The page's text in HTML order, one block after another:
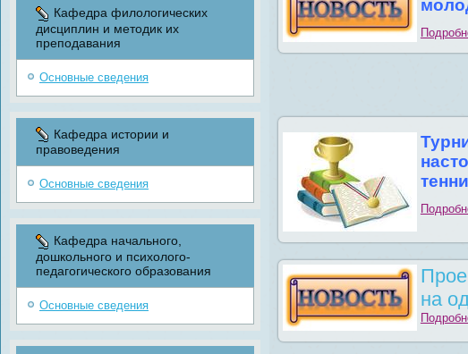
Кафедра филологических
дисциплин и методик их
преподавания
Основные сведения
Кафедра истории и
правоведения
Основные сведения
Кафедра начального,
дошкольного и психолого-
педагогического образования
Основные сведения
на